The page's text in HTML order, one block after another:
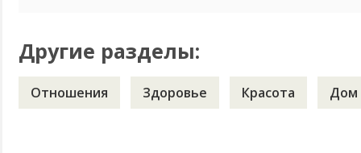
Другие разделы:
Отношения Здоровье Красота Дом